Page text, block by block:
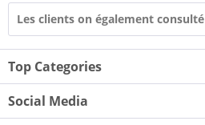
Les clients on également consulté
Top Categories
Social Media